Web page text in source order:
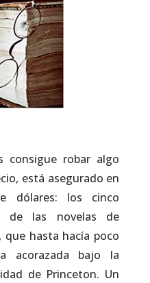
consigue robar algo
está asegurado en
dólares: los cinco
de las novelas de
que hasta hacía poco
acorazada bajo la
de Princeton. Un